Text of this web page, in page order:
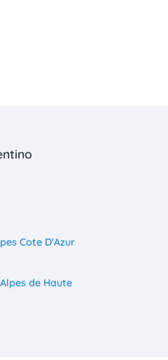
Cote D'Azur
de Haute